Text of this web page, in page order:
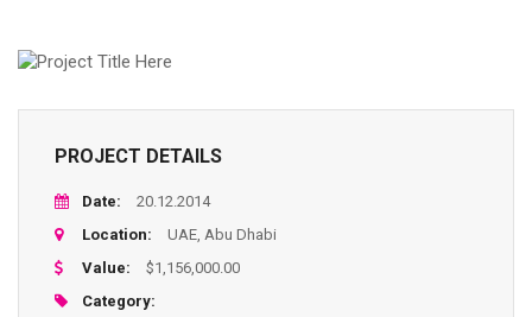
PROJECT DETAILS
Date:
20.12.2014
Location:
UAE, Abu Dhabi
Value:
$1,156,000.00
Category: